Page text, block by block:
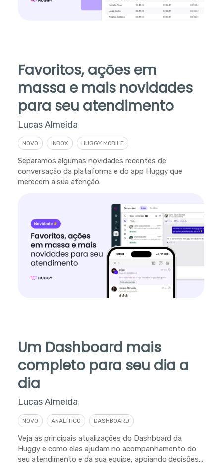
Favoritos, ações em
massa e mais novidades
para seu atendimento
Lucas Almeida
NOVO INBOX HUGGY MOBILE
Separamos algumas novidades recentes de
conversação da plataforma e do app Huggy que
merecem a sua atenção.
Um Dashboard mais
completo para seu dia a
dia
Lucas Almeida
NOVO ANALÍTICO DASHBOARD
Veja as principais atualizações do Dashboard da
Huggy e como elas ajudam no acompanhamento do
seu atendimento e da sua equipe, apoiando decisões